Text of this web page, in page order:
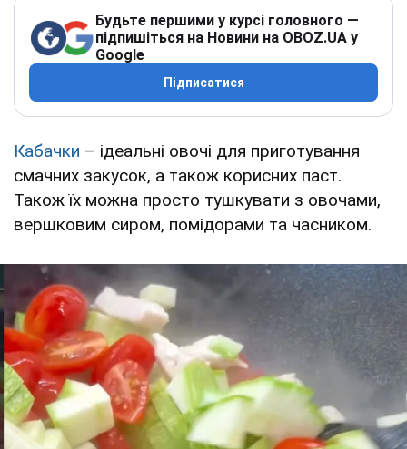
Будьте першими у курсі головного —
підпишіться на Новини на OBOZ.UA у
Google
Підписатися
Кабачки – ідеальні овочі для приготування
смачних закусок, а також корисних паст.
Також їх можна просто тушкувати з овочами,
вершковим сиром, помідорами та часником.